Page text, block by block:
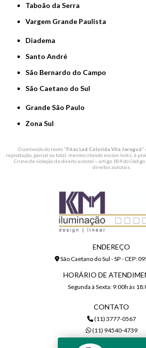
Taboão da Serra
Vargem Grande Paulista
Diadema
Santo André
São Bernardo do Campo
São Caetano do Sul
Grande São Paulo
Zona Sul
O conteúdo do texto "Fitas Led Colorida Vila Jaraguá"
reprodução, parcial ou total, mesmo citando nossos links, é
Crime de violação de direito autoral – artigo 184 do Código
direitos autorais.
ENDEREÇO
São Caetano do Sul - SP - CEP:
HORÁRIO DE
Segunda à Sexta: 9:00h às
CONTATO
(11) 3777-0567
(11) 94540-4739